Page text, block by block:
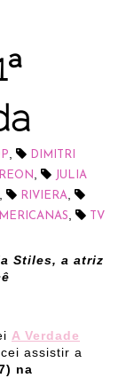
,
DIMITRI
,
JULIA
, RIVIERA,
, TV
Stiles, a atriz
A Verdade
assistir a
na